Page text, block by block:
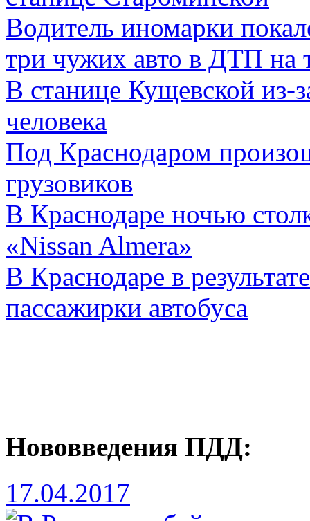
Водитель иномарки
три чужих авто в ДТП на
В станице Кущевской из-
человека
Под Краснодаром
грузовиков
В Краснодаре ночью
«Nissan Almera»
В Краснодаре в
пассажирки автобуса
Нововведения ПДД:
17.04.2017